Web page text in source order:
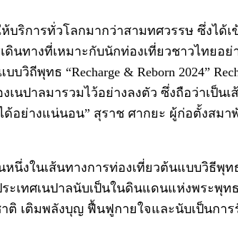
ริการทั่วโลกมากว่าสามทศวรรษ ซึ่งได้
นทางที่เหมาะกับนักท่องเที่ยวชาวไทย
พุทธ “Recharge & Reborn 2024”
ปาลมารวมไว้อย่างลงตัว ซึ่งถือว่าเป็
ด้อย่างแน่นอน” สุราช ศากยะ ผู้ก่อตั้งส
ในเส้นทางการท่องเที่ยวต้นแบบวิธีพุทธ
เทศเนปาลนับเป็นในดินแดนแห่งพระพุ
ติ เติมพลังบุญ ฟื้นฟูกายใจและนับเป็นก